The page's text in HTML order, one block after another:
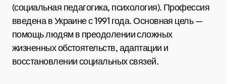
(социальная педагогика, психология). Профессия
введена в Украине с 1991 года. Основная цель —
помощь людям в преодолении сложных
жизненных обстоятельств, адаптации и
восстановлении социальных связей.